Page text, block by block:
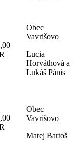
Obec
Vavrišovo
Lucia
Horváthová a
Lukáš Pánis
Obec
Vavrišovo
Matej Bartoš